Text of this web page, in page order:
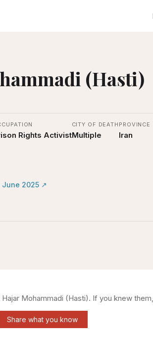
(Hasti)
Rights Activist
CITY OF DEATH
Multiple
PROVINCE
Iran
June 2025 ↗
Hajar Mohammadi (Hasti). If you knew
Share what you know